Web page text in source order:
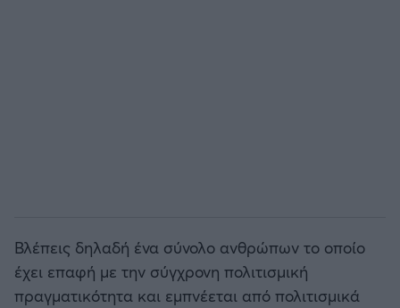
Βλέπεις δηλαδή ένα σύνολο ανθρώπων το οποίο
έχει επαφή με την σύγχρονη πολιτισμική
πραγματικότητα και εμπνέεται από πολιτισμικά